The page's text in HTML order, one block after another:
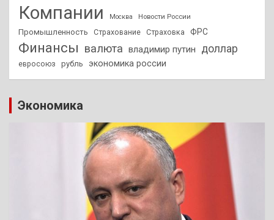
Компании Москва Новости России
Промышленность Страхование Страховка ФРС
Финансы валюта владимир путин доллар
евросоюз рубль экономика россии
Экономика